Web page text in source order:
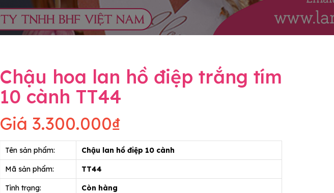
Chậu hoa lan hồ điệp trắng tím
10 cành TT44
Giá 3.300.000₫
Tên sản phẩm: Chậu lan hồ điệp 10 cành
Mã sản phẩm: TT44
Tình trạng: Còn hàng